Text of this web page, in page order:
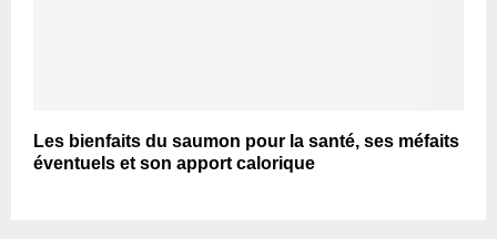
Les bienfaits du saumon pour la santé, ses méfaits
éventuels et son apport calorique